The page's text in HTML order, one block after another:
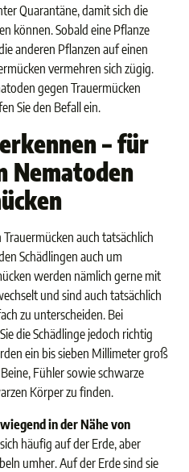
Quarantäne, damit sich die
können. Sobald eine Pflanze
anderen Pflanzen auf einen
vermehren sich zügig.
gegen Trauermücken
Sie den Befall ein.
– für
Nematoden
auch tatsächlich
Schädlingen auch um
werden nämlich gerne mit
und sind auch tatsächlich
zu unterscheiden. Bei
die Schädlinge jedoch richtig
ein bis sieben Millimeter groß
Fühler sowie schwarze
Körper zu finden.
in der Nähe von
häufig auf der Erde, aber
umher. Auf der Erde sind sie